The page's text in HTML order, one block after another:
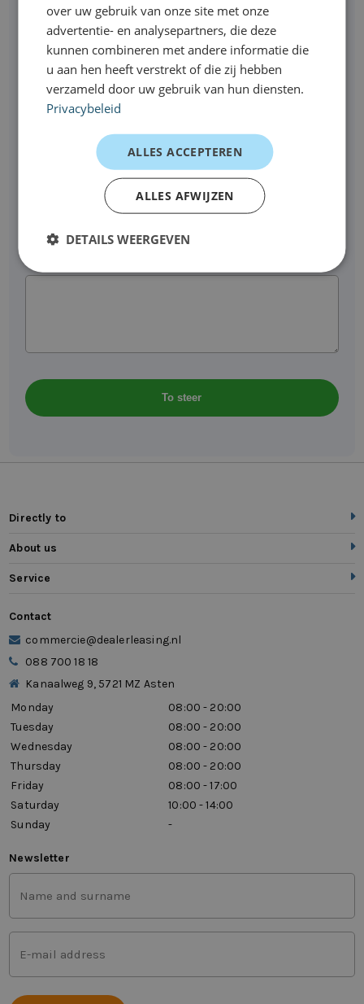
Extra options
KM registration
Fuel pass
Available within 24
Delivery on location
Directly to
About us
Service
Contact
commercie@dealerleasing.nl
088 700 18 18
Kanaalweg 9, 5721 MZ Asten
Monday
08:00 - 20:00
Tuesday
08:00 - 20:00
Wednesday
08:00 - 20:00
Thursday
08:00 - 20:00
Friday
08:00 - 17:00
Saturday
10:00 - 14:00
Sunday
-
Newsletter
and
last
name
(Vereist)
address
(Vereist)
over uw gebruik van onze site met onze
advertentie- en analysepartners, die deze
kunnen combineren met andere informatie die
u aan hen heeft verstrekt of die zij hebben
verzameld door uw gebruik van hun diensten.
Privacybeleid
ALLES ACCEPTEREN
ALLES AFWIJZEN
DETAILS WEERGEVEN